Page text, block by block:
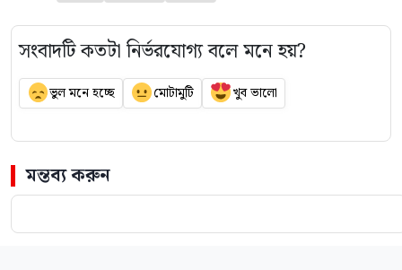
সংবাদটি কতটা নির্ভরযোগ্য বলে মনে হয়?
ভুল মনে হচ্ছে মোটামুটি খুব ভালো
মন্তব্য করুন